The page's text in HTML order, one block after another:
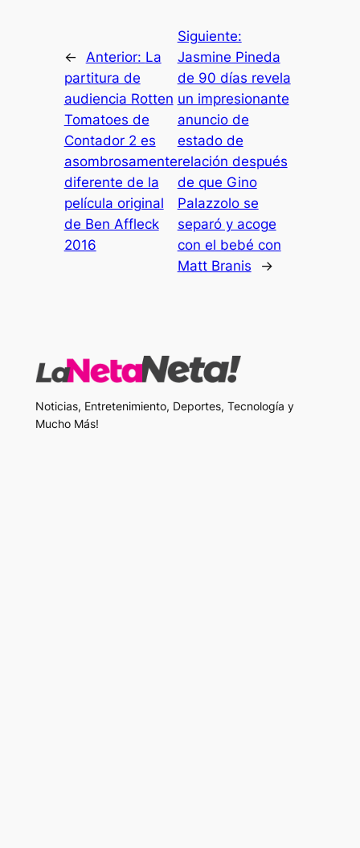
← Anterior: La
partitura de
audiencia Rotten
Tomatoes de
Contador 2 es
asombrosamente
diferente de la
película original
de Ben Affleck
2016
Siguiente:
Jasmine Pineda
de 90 días revela
un impresionante
anuncio de
estado de
relación después
de que Gino
Palazzolo se
separó y acoge
con el bebé con
Matt Branis
→
Noticias, Entretenimiento, Deportes, Tecnología y
Mucho Más!